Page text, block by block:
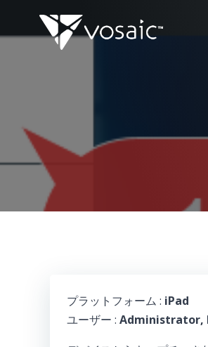
テ
プ
プラットフォーム : iPad
ユーザー : Administrator,